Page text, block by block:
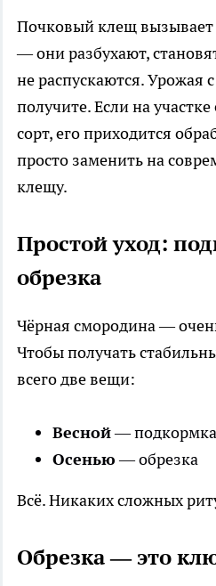
Почковый клещ
— они разбухают,
не распускаются. Урожая
получите. Если на
сорт, его приходится
просто заменить на
клещу.
Простой уход:
обрезка
Чёрная смородина —
Чтобы получать
всего две вещи:
Весной— подкормка
Осенью— обрезка
Всё. Никаких сложных
Обрезка — это